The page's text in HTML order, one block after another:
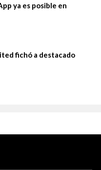
ya es posible en
fichó a destacado